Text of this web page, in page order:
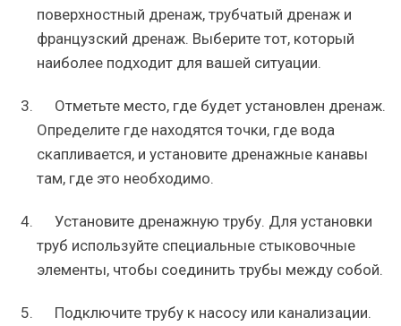
поверхностный дренаж, трубчатый дренаж и
французский дренаж. Выберите тот, который
наиболее подходит для вашей ситуации.
Отметьте место, где будет установлен дренаж.
Определите где находятся точки, где вода
скапливается, и установите дренажные канавы
там, где это необходимо.
Установите дренажную трубу. Для установки
труб используйте специальные стыковочные
элементы, чтобы соединить трубы между собой.
Подключите трубу к насосу или канализации.